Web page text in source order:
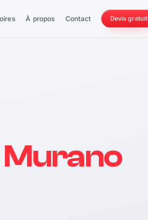
À propos Contact Devis gratuit
228 Nm
Murano